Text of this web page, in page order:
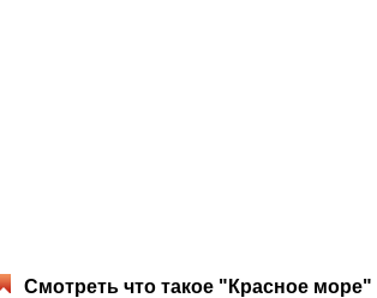
Смотреть что такое "Красное море"